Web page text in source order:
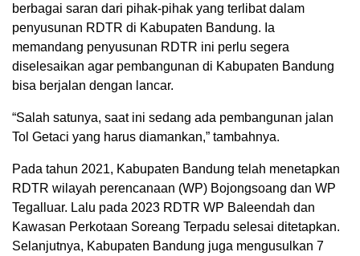
berbagai saran dari pihak-pihak yang terlibat dalam
penyusunan RDTR di Kabupaten Bandung. Ia
memandang penyusunan RDTR ini perlu segera
diselesaikan agar pembangunan di Kabupaten Bandung
bisa berjalan dengan lancar.
“Salah satunya, saat ini sedang ada pembangunan jalan
Tol Getaci yang harus diamankan,” tambahnya.
Pada tahun 2021, Kabupaten Bandung telah menetapkan
RDTR wilayah perencanaan (WP) Bojongsoang dan WP
Tegalluar. Lalu pada 2023 RDTR WP Baleendah dan
Kawasan Perkotaan Soreang Terpadu selesai ditetapkan.
Selanjutnya, Kabupaten Bandung juga mengusulkan 7